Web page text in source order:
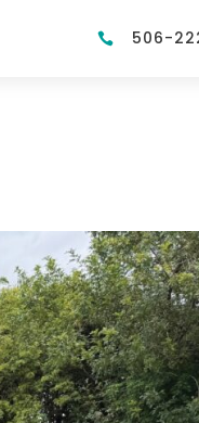
 506-